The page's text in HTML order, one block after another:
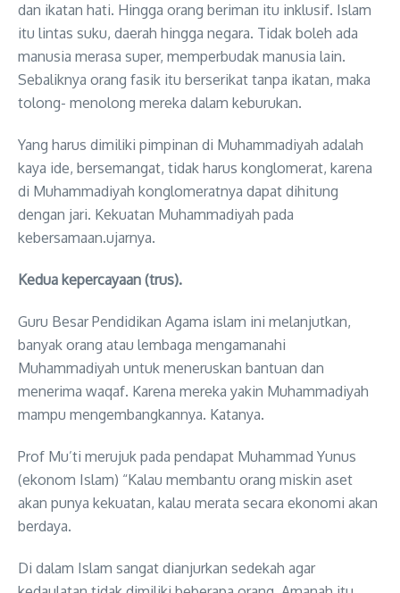
dan ikatan hati. Hingga orang beriman itu inklusif. Islam
itu lintas suku, daerah hingga negara. Tidak boleh ada
manusia merasa super, memperbudak manusia lain.
Sebaliknya orang fasik itu berserikat tanpa ikatan, maka
tolong- menolong mereka dalam keburukan.
Yang harus dimiliki pimpinan di Muhammadiyah adalah
kaya ide, bersemangat, tidak harus konglomerat, karena
di Muhammadiyah konglomeratnya dapat dihitung
dengan jari. Kekuatan Muhammadiyah pada
kebersamaan.ujarnya.
Kedua kepercayaan (trus).
Guru Besar Pendidikan Agama islam ini melanjutkan,
banyak orang atau lembaga mengamanahi
Muhammadiyah untuk meneruskan bantuan dan
menerima waqaf. Karena mereka yakin Muhammadiyah
mampu mengembangkannya. Katanya.
Prof Mu’ti merujuk pada pendapat Muhammad Yunus
(ekonom Islam) “Kalau membantu orang miskin aset
akan punya kekuatan, kalau merata secara ekonomi akan
berdaya.
Di dalam Islam sangat dianjurkan sedekah agar